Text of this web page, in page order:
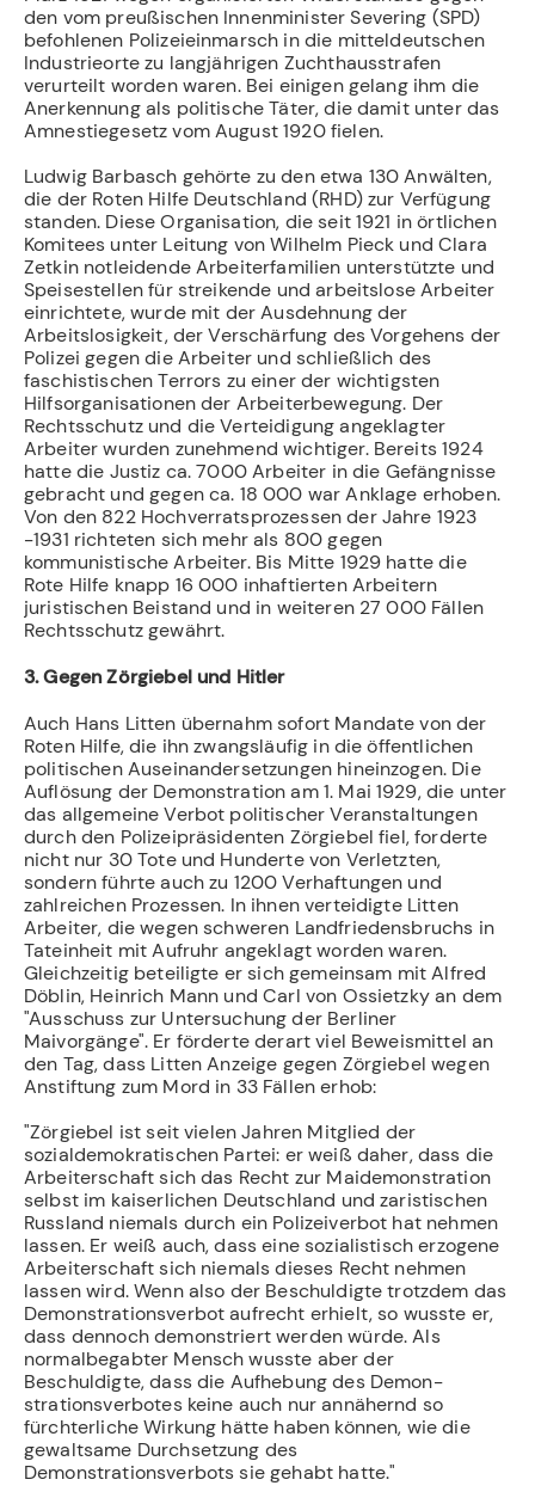
den vom preußischen Innenminister Severing (SPD)
befohlenen Polizeieinmarsch in die mitteldeutschen
Industrieorte zu langjährigen Zuchthausstrafen
verurteilt worden waren. Bei einigen gelang ihm die
Anerkennung als politische Täter, die damit unter das
Amnestiegesetz vom August 1920 fielen.
Ludwig Barbasch gehörte zu den etwa 130 Anwälten,
die der Roten Hilfe Deutschland (RHD) zur Verfügung
standen. Diese Organisation, die seit 1921 in örtlichen
Komitees unter Leitung von Wilhelm Pieck und Clara
Zetkin notleidende Arbeiterfamilien unter­stützte und
Speisestellen für streikende und arbeitslose Arbeiter
einrichtete, wurde mit der Ausdehnung der
Arbeitslosigkeit, der Verschärfung des Vorgehens der
Polizei gegen die Arbeiter und schließlich des
faschistischen Terrors zu einer der wichtigsten
Hilfsorganisationen der Arbeiterbewegung. Der
Rechtsschutz und die Verteidigung an­geklagter
Arbeiter wurden zunehmend wichtiger. Bereits 1924
hatte die Justiz ca. 7000 Arbeiter in die Gefängnisse
gebracht und gegen ca. 18 000 war Anklage erhoben.
Von den 822 Hochverratsprozessen der Jahre 1923
-1931 richteten sich mehr als 800 gegen
kommunistische Arbeiter. Bis Mitte 1929 hatte die
Rote Hilfe knapp 16 000 inhaftierten Arbeitern
juristischen Beistand und in weiteren 27 000 Fällen
Rechtsschutz gewährt.
3. Gegen Zörgiebel und Hitler
Auch Hans Litten übernahm sofort Mandate von der
Roten Hilfe, die ihn zwangsläufig in die öffentlichen
politischen Auseinandersetzungen hineinzogen. Die
Auflösung der Demonstration am 1. Mai 1929, die unter
das allgemeine Verbot politischer Veranstal­tungen
durch den Polizeipräsidenten Zörgiebel fiel, forderte
nicht nur 30 Tote und Hunderte von Verletzten,
sondern führte auch zu 1200 Verhaftungen und
zahlreichen Prozessen. In ihnen verteidigte Litten
Arbeiter, die wegen schweren Landfriedens­bruchs in
Tateinheit mit Aufruhr angeklagt worden waren.
Gleichzeitig beteiligte er sich gemeinsam mit Alfred
Döblin, Heinrich Mann und Carl von Ossietzky an dem
"Aus­schuss zur Untersuchung der Berliner
Maivorgänge". Er förderte derart viel Beweismit­tel an
den Tag, dass Litten Anzeige gegen Zörgiebel wegen
Anstiftung zum Mord in 33 Fällen erhob:
"Zörgiebel ist seit vielen Jahren Mitglied der
sozialdemokratischen Partei: er weiß daher, dass die
Ar­beiterschaft sich das Recht zur Maidemonstration
selbst im kaiserlichen Deutschland und zaristischen
Russland niemals durch ein Polizeiverbot hat nehmen
lassen. Er weiß auch, dass eine sozialistisch erzo­gene
Arbeiterschaft sich niemals dieses Recht nehmen
lassen wird. Wenn also der Beschuldigte trotz­dem das
Demonstrationsverbot aufrecht erhielt, so wusste er,
dass dennoch demonstriert werden würde. Als
normalbegabter Mensch wusste aber der
Beschuldigte, dass die Aufhebung des Demon­
strationsverbotes keine auch nur annähernd so
fürchterliche Wirkung hätte haben können, wie die
gewaltsame Durchsetzung des
Demonstrationsverbots sie gehabt hatte."